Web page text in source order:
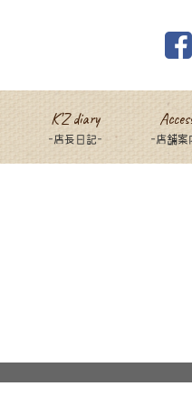
-店長日記-
K’Z diary
-店舗案